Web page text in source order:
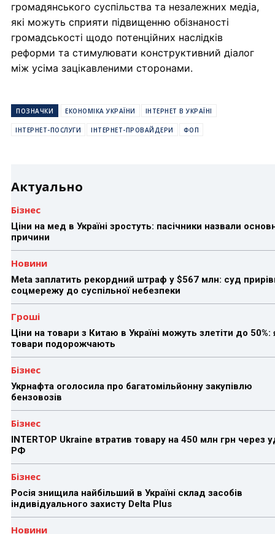
громадянського суспільства та незалежних медіа,
які можуть сприяти підвищенню обізнаності
громадськості щодо потенційних наслідків
реформи та стимулювати конструктивний діалог
між усіма зацікавленими сторонами.
ПОЗНАЧКИ ЕКОНОМІКА УКРАЇНИ ІНТЕРНЕТ В УКРАЇНІ
ІНТЕРНЕТ-ПОСЛУГИ ІНТЕРНЕТ-ПРОВАЙДЕРИ ФОП
Актуально
Бізнес
Ціни на мед в Україні зростуть: пасічники назвали
причини
Новини
Meta заплатить рекордний штраф у $567 млн: суд
соцмережу до суспільної небезпеки
Гроші
Ціни на товари з Китаю в Україні можуть злетіти до 50%:
товари подорожчають
Бізнес
Укрнафта оголосила про багатомільйонну закупівлю
бензовозів
Бізнес
INTERTOP Ukraine втратив товару на 450 млн грн через
РФ
Бізнес
Росія знищила найбільший в Україні склад засобів
індивідуального захисту Delta Plus
Новини